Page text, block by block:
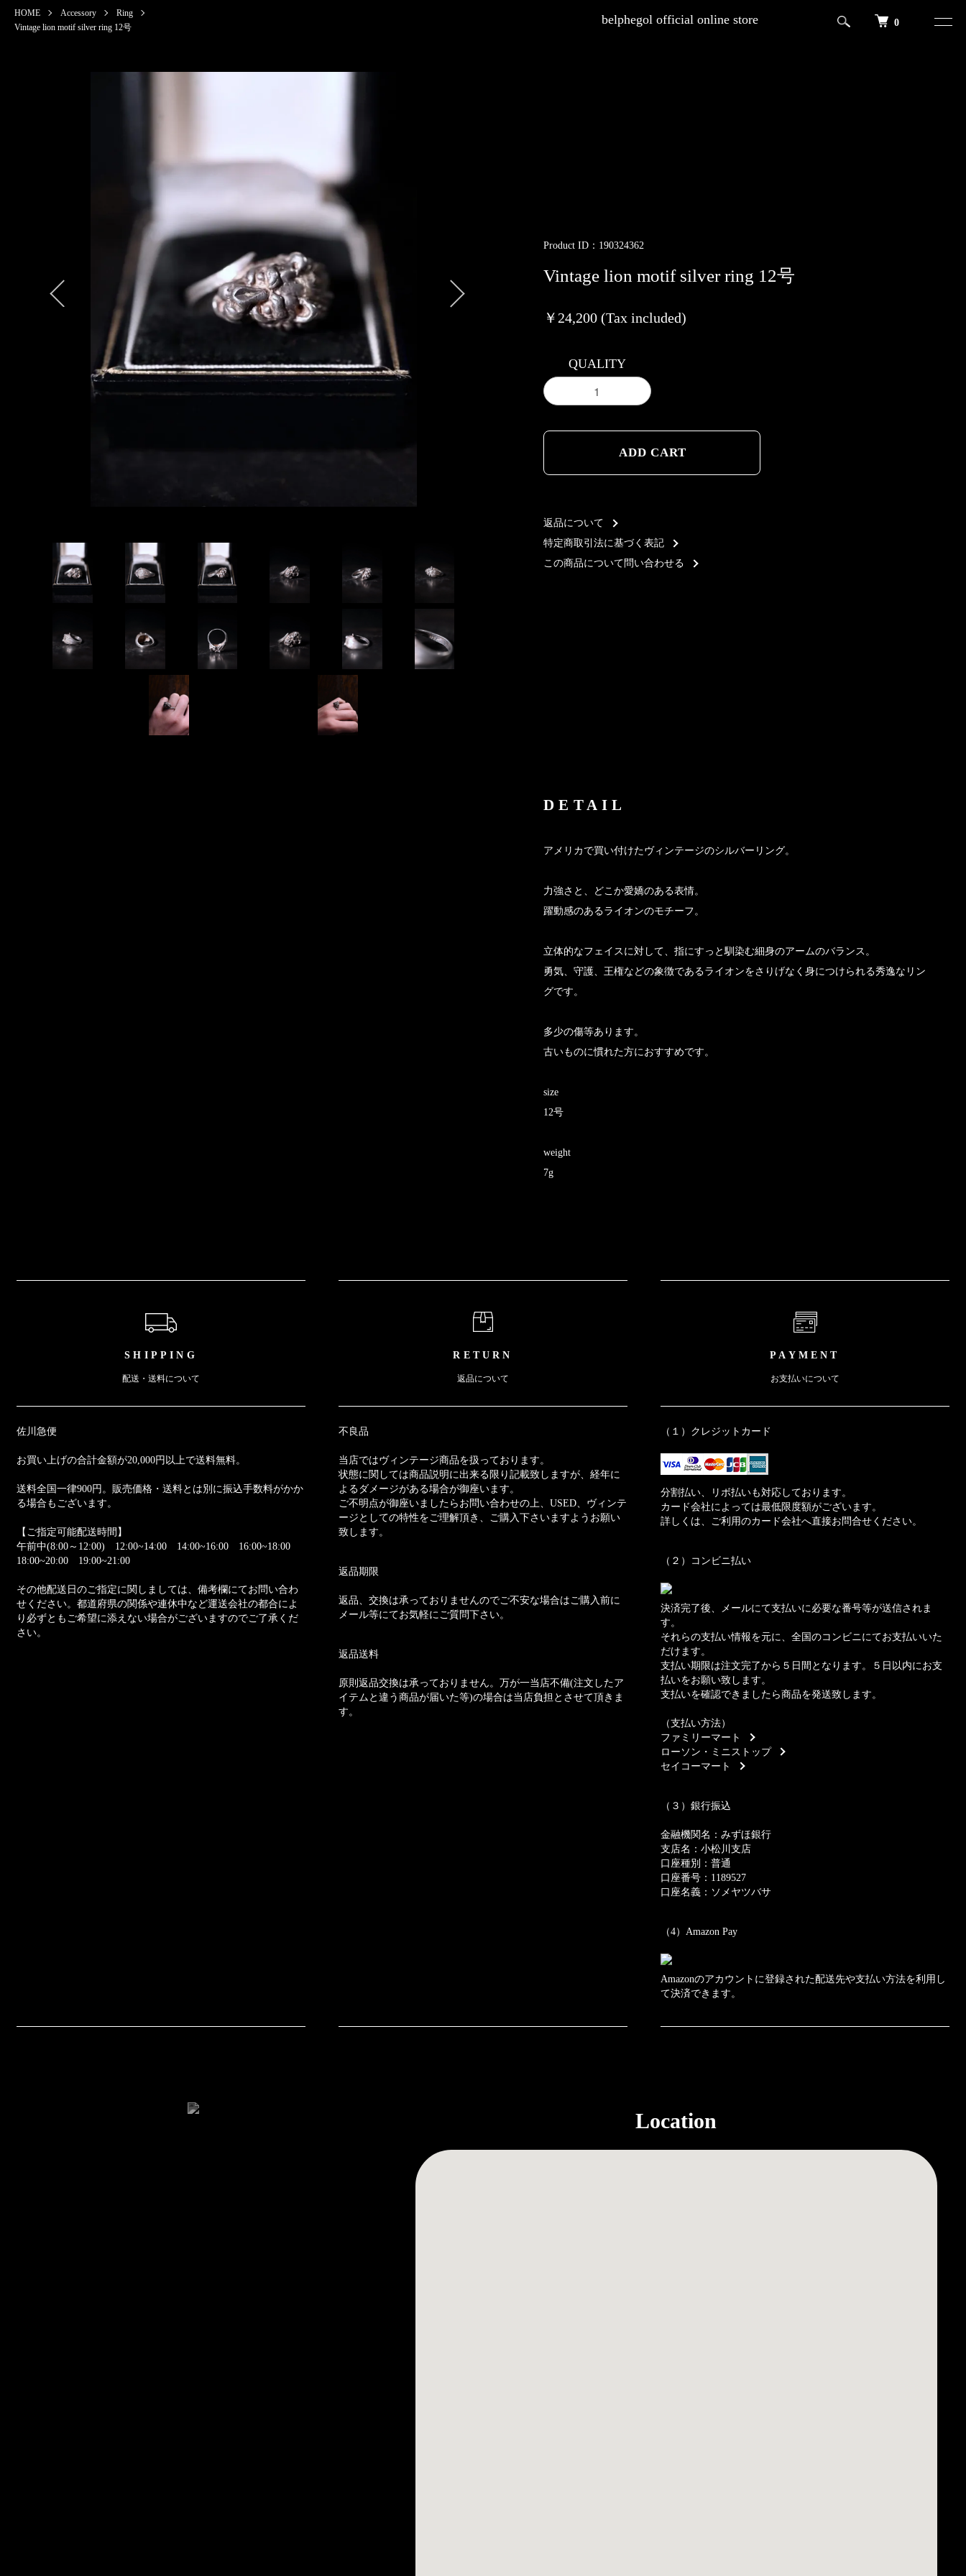
belphegol official online store 0
HOME Accessory
Ring
Vintage lion motif silver ring 12号
Product ID：190324362
Vintage lion motif silver ring 12号
￥24,200 (Tax included)
QUALITY
ADD CART
ADD CART
返品について
特定商取引法に基づく表記
この商品について問い合わせる
DETAIL
アメリカで買い付けたヴィンテージのシルバーリング。
力強さと、どこか愛嬌のある表情。
躍動感のあるライオンのモチーフ。
立体的なフェイスに対して、指にすっと馴染む細身のアームのバランス。
勇気、守護、王権などの象徴であるライオンをさりげなく身につけられる秀逸なリン
グです。
多少の傷等あります。
古いものに慣れた方におすすめです。
size
12号
weight
7g
SHIPPING
配送・送料について
佐川急便
お買い上げの合計金額が20,000円以上で送料無料。
送料全国一律900円。販売価格・送料とは別に振込手数料がかか
る場合もございます。
【ご指定可能配送時間】
午前中(8:00～12:00) 12:00~14:00 14:00~16:00 16:00~18:00
18:00~20:00 19:00~21:00
その他配送日のご指定に関しましては、備考欄にてお問い合わ
せください。都道府県の関係や連休中など運送会社の都合によ
り必ずともご希望に添えない場合がございますのでご了承くだ
さい。
RETURN
返品について
不良品
当店ではヴィンテージ商品を扱っております。
状態に関しては商品説明に出来る限り記載致しますが、経年に
よるダメージがある場合が御座います。
ご不明点が御座いましたらお問い合わせの上、USED、ヴィンテ
ージとしての特性をご理解頂き、ご購入下さいますようお願い
致します。
返品期限
返品、交換は承っておりませんのでご不安な場合はご購入前に
メール等にてお気軽にご質問下さい。
返品送料
原則返品交換は承っておりません。万が一当店不備(注文したア
イテムと違う商品が届いた等)の場合は当店負担とさせて頂きま
す。
PAYMENT
お支払いについて
（１）クレジットカード
分割払い、リボ払いも対応しております。
カード会社によっては最低限度額がございます。
詳しくは、ご利用のカード会社へ直接お問合せください。
（２）コンビニ払い
決済完了後、メールにて支払いに必要な番号等が送信されま
す。
それらの支払い情報を元に、全国のコンビニにてお支払いいた
だけます。
支払い期限は注文完了から５日間となります。５日以内にお支
払いをお願い致します。
支払いを確認できましたら商品を発送致します。
（支払い方法）
ファミリーマート
ローソン・ミニストップ
セイコーマート
（３）銀行振込
金融機関名：みずほ銀行
支店名：小松川支店
口座種別：普通
口座番号：1189527
口座名義：ソメヤツバサ
（4）Amazon Pay
Amazonのアカウントに登録された配送先や支払い方法を利用し
て決済できます。
Location